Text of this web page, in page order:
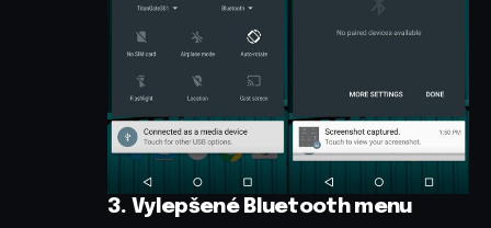
3. Vylepšené Bluetooth menu